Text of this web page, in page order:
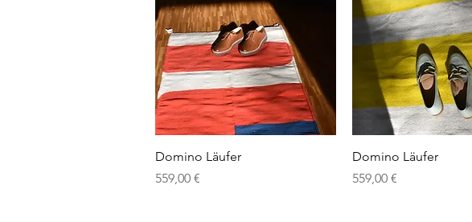
Schnellansicht
Domino Läufer
Preis
559,00 €
Schnellansicht
Domino Läufer
Preis
559,00 €